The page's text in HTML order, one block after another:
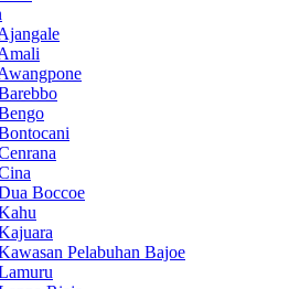
Boccoe
Pelabuhan Bajoe